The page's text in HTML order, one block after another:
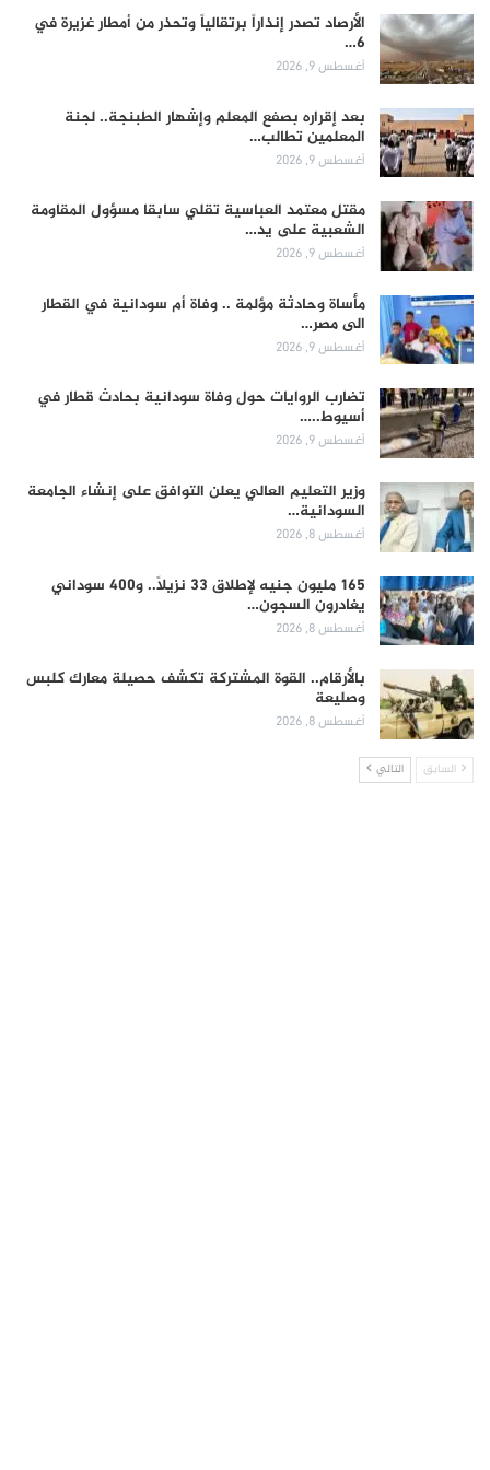
الأرصاد تصدر إنذاراً برتقالياً وتحذر من أمطار غزيرة في
6…
أغسطس 9, 2026
بعد إقراره بصفع المعلم وإشهار الطبنجة.. لجنة
المعلمين تطالب…
أغسطس 9, 2026
مقتل معتمد العباسية تقلي سابقا مسؤول المقاومة
الشعبية على يد…
أغسطس 9, 2026
مأساة وحادثة مؤلمة .. وفاة أم سودانية في القطار
الى مصر…
أغسطس 9, 2026
تضارب الروايات حول وفاة سودانية بحادث قطار في
أسيوط..…
أغسطس 9, 2026
وزير التعليم العالي يعلن التوافق على إنشاء الجامعة
السودانية…
أغسطس 8, 2026
165 مليون جنيه لإطلاق 33 نزيلاً.. و400 سوداني
يغادرون السجون…
أغسطس 8, 2026
بالأرقام.. القوة المشتركة تكشف حصيلة معارك كلبس
وصليعة
أغسطس 8, 2026
السابق التالي